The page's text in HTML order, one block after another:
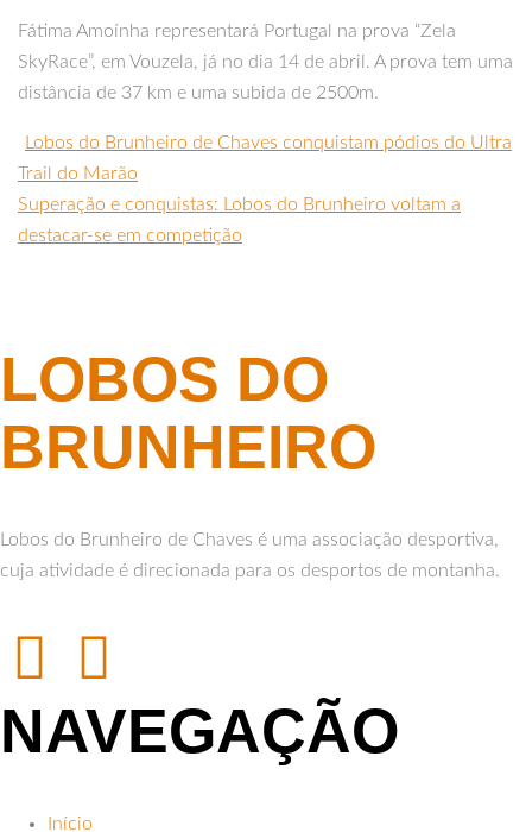
Fátima Amoínha representará Portugal na prova “Zela
SkyRace”, em Vouzela, já no dia 14 de abril. A prova tem uma
distância de 37 km e uma subida de 2500m.
Lobos do Brunheiro de Chaves conquistam pódios do Ultra
Trail do Marão
Superação e conquistas: Lobos do Brunheiro voltam a
destacar-se em competição
LOBOS DO
BRUNHEIRO
Lobos do Brunheiro de Chaves é uma associação desportiva,
cuja atividade é direcionada para os desportos de montanha.
NAVEGAÇÃO
Início